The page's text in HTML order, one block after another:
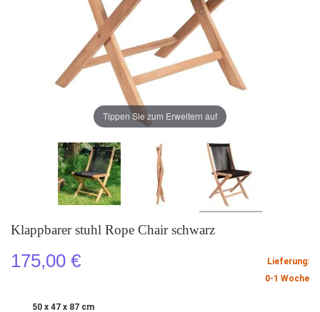
Klappbarer stuhl Rope Chair schwarz
175,00 €
Lieferung:
0-1 Woche
50 x 47 x 87 cm
Tippen Sie zum Erweitern auf